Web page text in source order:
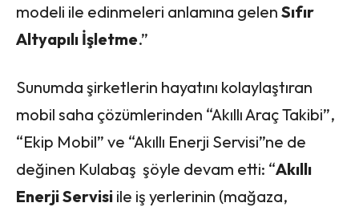
modeli ile edinmeleri anlamına gelen Sıfır
Altyapılı İşletme.”
Sunumda şirketlerin hayatını kolaylaştıran
mobil saha çözümlerinden “Akıllı Araç Takibi”,
“Ekip Mobil” ve “Akıllı Enerji Servisi”ne de
değinen Kulabaş şöyle devam etti: “Akıllı
Enerji Servisi ile iş yerlerinin (mağaza,